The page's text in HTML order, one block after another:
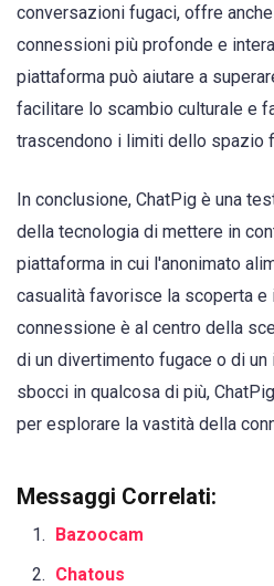
conversazioni fugaci, offre
connessioni più profonde e
piattaforma può aiutare a
facilitare lo scambio culturale e
trascendono i limiti dello spazio
In conclusione, ChatPig è una
della tecnologia di mettere in
piattaforma in cui l'anonimato
casualità favorisce la scoperta
connessione è al centro della
di un divertimento fugace o di un
sbocci in qualcosa di più,
per esplorare la vastità della
Messaggi Correlati:
Bazoocam
Chatous